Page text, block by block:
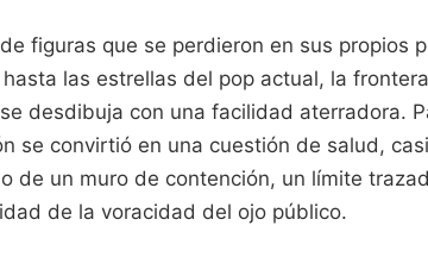
figuras que se perdieron en sus propios
las estrellas del pop actual, la
desdibuja con una facilidad aterradora.
se convirtió en una cuestión de salud,
de un muro de contención, un límite
de la voracidad del ojo público.